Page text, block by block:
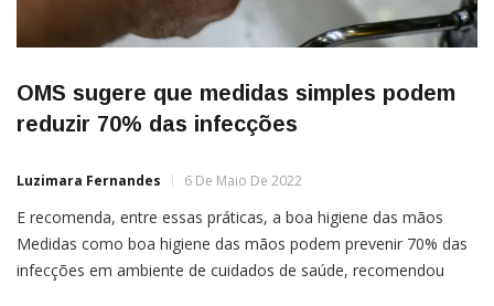
OMS sugere que medidas simples podem
reduzir 70% das infecções
Luzimara Fernandes 6 De Maio De 2022
E recomenda, entre essas práticas, a boa higiene das mãos
Medidas como boa higiene das mãos podem prevenir 70% das
infecções em ambiente de cuidados de saúde, recomendou